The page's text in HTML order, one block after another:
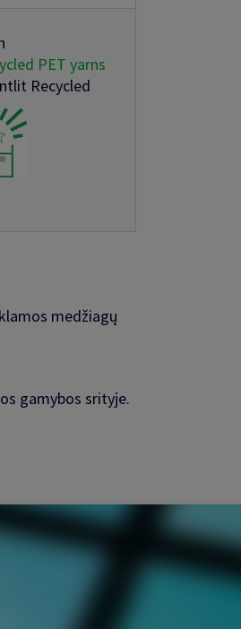
PET yarns
Recycled
medžiagų
gamybos srityje.